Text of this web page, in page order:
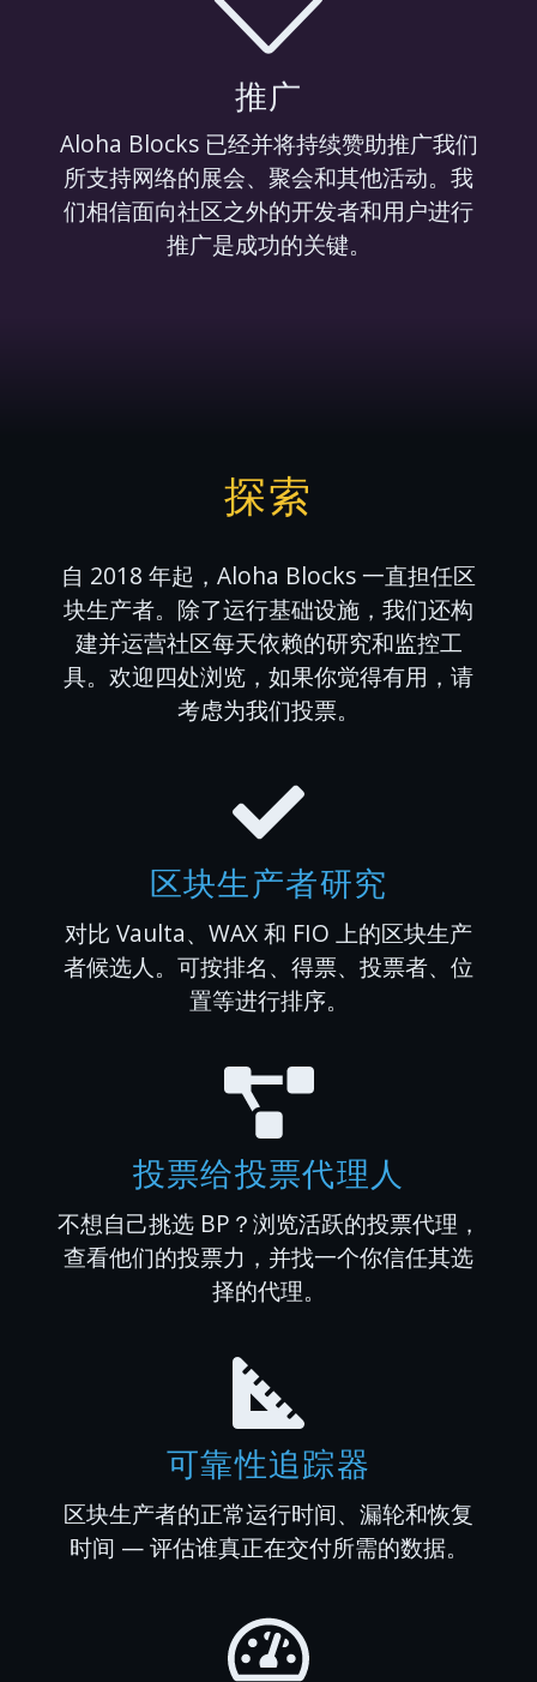
推广
Aloha Blocks 已经并将持续赞助推广我们
所支持网络的展会、聚会和其他活动。我
们相信面向社区之外的开发者和用户进行
推广是成功的关键。
探索
自 2018 年起，Aloha Blocks 一直担任区
块生产者。除了运行基础设施，我们还构
建并运营社区每天依赖的研究和监控工
具。欢迎四处浏览，如果你觉得有用，请
考虑为我们投票。
区块生产者研究
对比 Vaulta、WAX 和 FIO 上的区块生产
者候选人。可按排名、得票、投票者、位
置等进行排序。
投票给投票代理人
不想自己挑选 BP？浏览活跃的投票代理，
查看他们的投票力，并找一个你信任其选
择的代理。
可靠性追踪器
区块生产者的正常运行时间、漏轮和恢复
时间 — 评估谁真正在交付所需的数据。